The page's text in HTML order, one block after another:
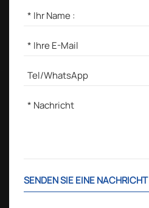
SENDEN SIE EINE NACHRICHT